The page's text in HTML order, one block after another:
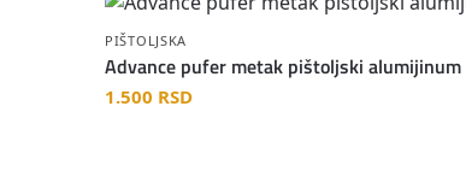
PIŠTOLJSKA
Advance pufer metak pištoljski alumijinum
1.500 RSD